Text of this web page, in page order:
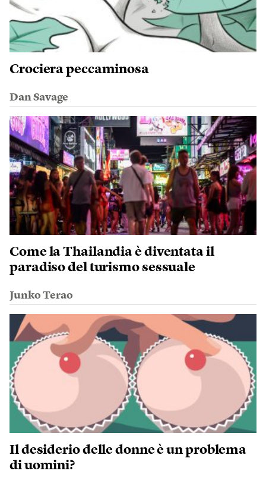
Crociera peccaminosa
Dan Savage
Come la Thailandia è diventata il
paradiso del turismo sessuale
Junko Terao
Il desiderio delle donne è un problema
di uomini?